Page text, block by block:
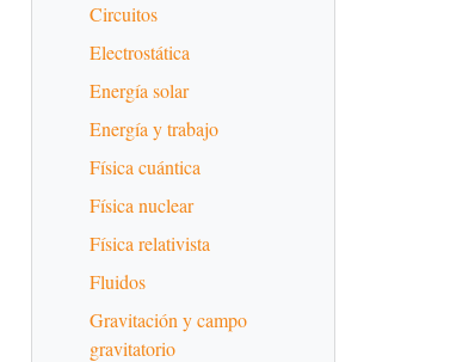
Circuitos
Electrostática
Energía solar
Energía y trabajo
Física cuántica
Física nuclear
Física relativista
Fluidos
Gravitación y campo
gravitatorio